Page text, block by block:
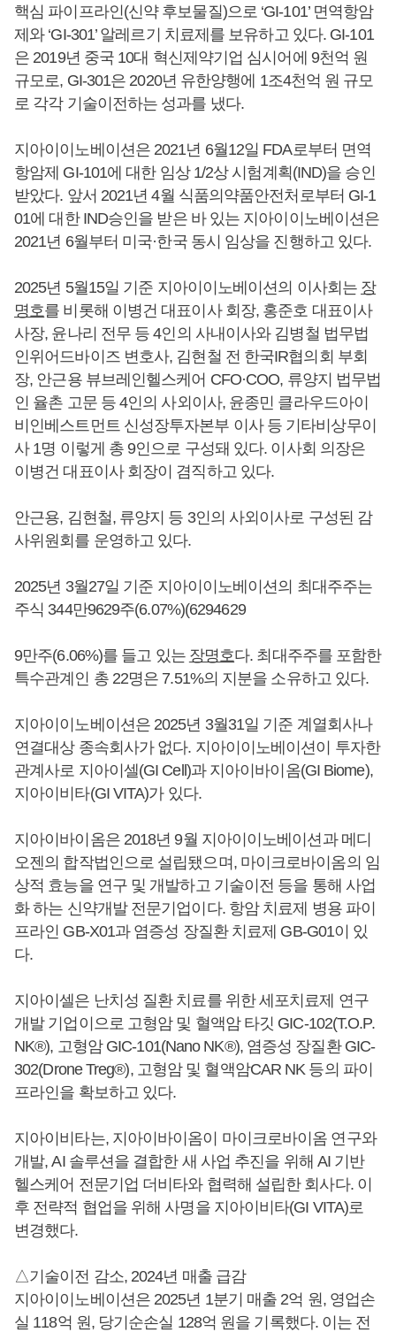
핵심 파이프라인(신약 후보물질)으로 ‘GI-101’ 면역항암
제와 ‘GI-301’ 알레르기 치료제를 보유하고 있다. GI-101
은 2019년 중국 10대 혁신제약기업 심시어에 9천억 원
규모로, GI-301은 2020년 유한양행에 1조4천억 원 규모
로 각각 기술이전하는 성과를 냈다.
지아이이노베이션은 2021년 6월12일 FDA로부터 면역
항암제 GI-101에 대한 임상 1/2상 시험계획(IND)을 승인
받았다. 앞서 2021년 4월 식품의약품안전처로부터 GI-1
01에 대한 IND승인을 받은 바 있는 지아이이노베이션은
2021년 6월부터 미국·한국 동시 임상을 진행하고 있다.
2025년 5월15일 기준 지아이이노베이션의 이사회는 장
명호를 비롯해 이병건 대표이사 회장, 홍준호 대표이사
사장, 윤나리 전무 등 4인의 사내이사와 김병철 법무법
인위어드바이즈 변호사, 김현철 전 한국IR협의회 부회
장, 안근용 뷰브레인헬스케어 CFO·COO, 류양지 법무법
인 율촌 고문 등 4인의 사외이사, 윤종민 클라우드아이
비인베스트먼트 신성장투자본부 이사 등 기타비상무이
사 1명 이렇게 총 9인으로 구성돼 있다. 이사회 의장은
이병건 대표이사 회장이 겸직하고 있다.
안근용, 김현철, 류양지 등 3인의 사외이사로 구성된 감
사위원회를 운영하고 있다.
2025년 3월27일 기준 지아이이노베이션의 최대주주는
주식 344만9629주(6.07%)(6294629
9만주(6.06%)를 들고 있는 장명호다. 최대주주를 포함한
특수관계인 총 22명은 7.51%의 지분을 소유하고 있다.
지아이이노베이션은 2025년 3월31일 기준 계열회사나
연결대상 종속회사가 없다. 지아이이노베이션이 투자한
관계사로 지아이셀(GI Cell)과 지아이바이옴(GI Biome),
지아이비타(GI VITA)가 있다.
지아이바이옴은 2018년 9월 지아이이노베이션과 메디
오젠의 합작법인으로 설립됐으며, 마이크로바이옴의 임
상적 효능을 연구 및 개발하고 기술이전 등을 통해 사업
화 하는 신약개발 전문기업이다. 항암 치료제 병용 파이
프라인 GB-X01과 염증성 장질환 치료제 GB-G01이 있
다.
지아이셀은 난치성 질환 치료를 위한 세포치료제 연구
개발 기업이으로 고형암 및 혈액암 타깃 GIC-102(T.O.P.
NK®), 고형암 GIC-101(Nano NK®), 염증성 장질환 GIC-
302(Drone Treg®), 고형암 및 혈액암CAR NK 등의 파이
프라인을 확보하고 있다.
지아이비타는, 지아이바이옴이 마이크로바이옴 연구와
개발, AI 솔루션을 결합한 새 사업 추진을 위해 AI 기반
헬스케어 전문기업 더비타와 협력해 설립한 회사다. 이
후 전략적 협업을 위해 사명을 지아이비타(GI VITA)로
변경했다.
△기술이전 감소, 2024년 매출 급감
지아이이노베이션은 2025년 1분기 매출 2억 원, 영업손
실 118억 원, 당기순손실 128억 원을 기록했다. 이는 전